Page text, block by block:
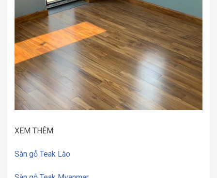
XEM THÊM:
Sàn gỗ Teak Lào